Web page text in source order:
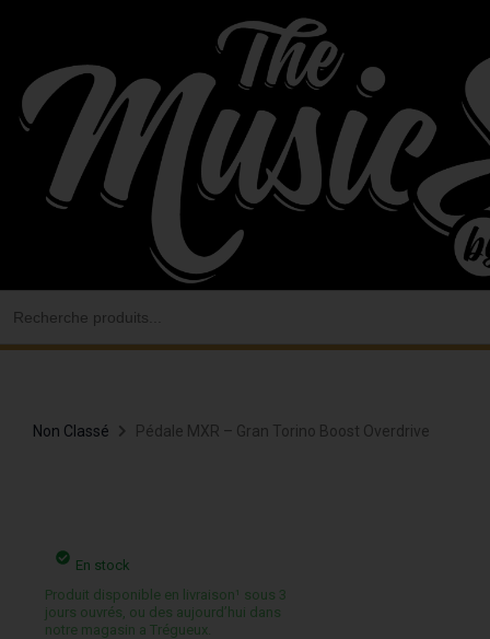
contenu
Non Classé Pédale MXR – Gran Torino Boost Overdrive
En stock
Produit disponible en livraison¹ sous 3
jours ouvrés, ou des aujourd’hui dans
notre magasin a Trégueux.